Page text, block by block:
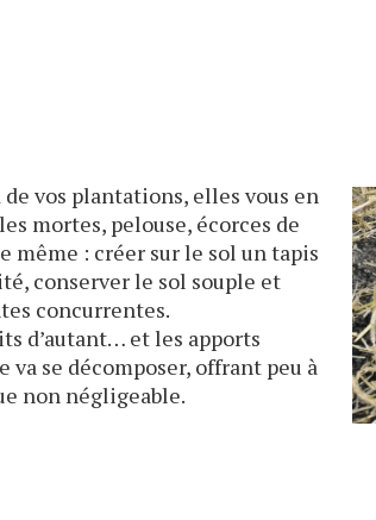
vos plantations, elles vous en
mortes, pelouse, écorces de
même : créer sur le sol un tapis
conserver le sol souple et
concurrentes.
d’autant… et les apports
va se décomposer, offrant peu à
non négligeable.